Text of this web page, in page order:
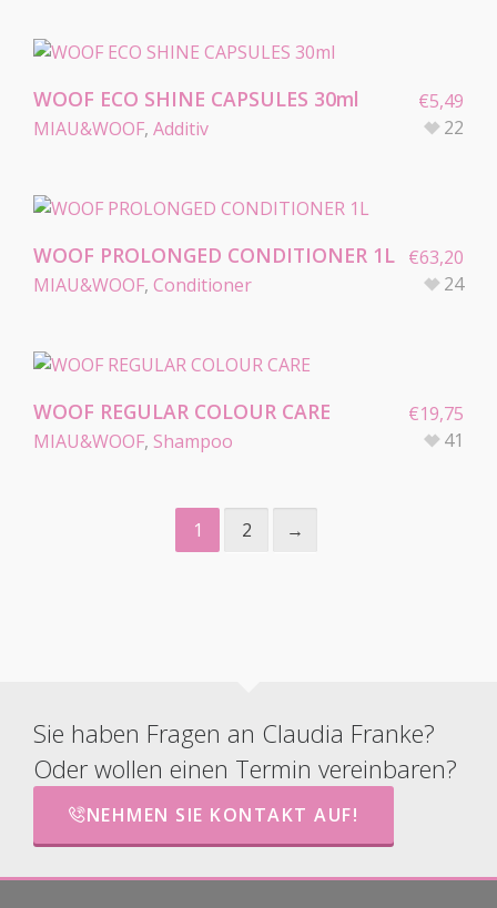
WOOF ECO SHINE CAPSULES 30ml
MIAU&WOOF, Additiv
€5,49
22
WOOF PROLONGED CONDITIONER 1L
MIAU&WOOF, Conditioner
€63,20
24
WOOF REGULAR COLOUR CARE
MIAU&WOOF, Shampoo
€19,75
41
1 2 →
Sie haben Fragen an Claudia Franke?
Oder wollen einen Termin vereinbaren?
NEHMEN SIE KONTAKT AUF!